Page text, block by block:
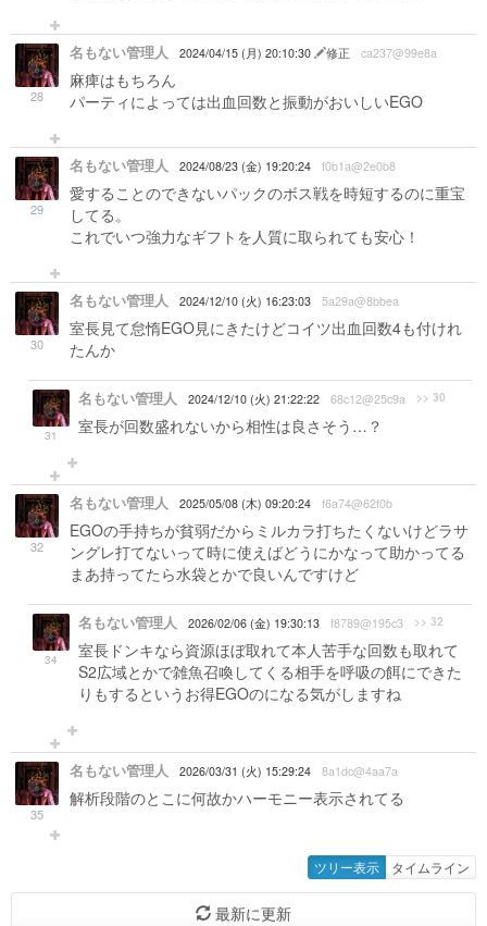
28
名もない管理人 2024/04/15 (月) 20:10:30 修正 ca237@99e8a
麻痺はもちろん
パーティによっては出血回数と振動がおいしいEGO
29
名もない管理人 2024/08/23 (金) 19:20:24 f0b1a@2e0b8
愛することのできないパックのボス戦を時短するのに重宝
してる。
これでいつ強力なギフトを人質に取られても安心！
30
名もない管理人 2024/12/10 (火) 16:23:03 5a29a@8bbea
室長見て怠惰EGO見にきたけどコイツ出血回数4も付けれ
たんか
31
名もない管理人 2024/12/10 (火) 21:22:22 68c12@25c9a >> 30
室長が回数盛れないから相性は良さそう…？
32
名もない管理人 2025/05/08 (木) 09:20:24 f6a74@62f0b
EGOの手持ちが貧弱だからミルカラ打ちたくないけどラサ
ングレ打てないって時に使えばどうにかなって助かってる
まあ持ってたら水袋とかで良いんですけど
34
名もない管理人 2026/02/06 (金) 19:30:13 f8789@195c3 >> 32
室長ドンキなら資源ほぼ取れて本人苦手な回数も取れて
S2広域とかで雑魚召喚してくる相手を呼吸の餌にできた
りもするというお得EGOのになる気がしますね
35
名もない管理人 2026/03/31 (火) 15:29:24 8a1dc@4aa7a
解析段階のとこに何故かハーモニー表示されてる
ツリー表示 タイムライン
最新に更新